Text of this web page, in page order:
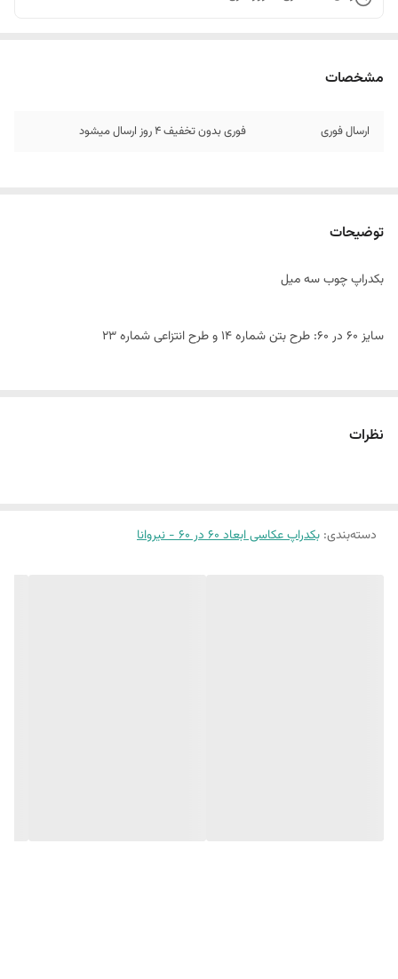
مشخصات
ارسال فوری فوری بدون تخفیف 4 روز ارسال میشود
توضیحات
بکدراپ چوب سه میل
سایز ۶٠ در 60: طرح بتن شماره 14 و طرح انتزاعی شماره 23
نظرات
دسته‌بندی: بکدراپ عکاسی ابعاد 60 در 60 - نیروانا